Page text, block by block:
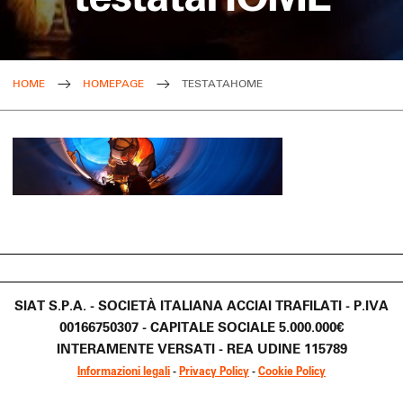
HOME HOMEPAGE TESTATAHOME
SIAT S.P.A. - SOCIETÀ ITALIANA ACCIAI TRAFILATI - P.IVA
00166750307 - CAPITALE SOCIALE 5.000.000€
INTERAMENTE VERSATI - REA UDINE 115789
Informazioni legali - Privacy Policy - Cookie Policy